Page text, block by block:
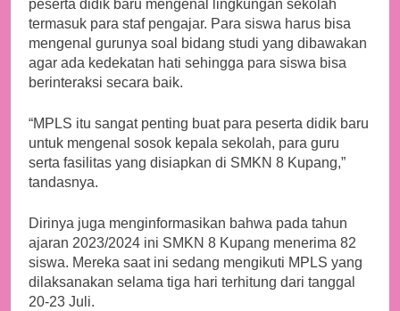
peserta didik baru mengenal lingkungan sekolah
termasuk para staf pengajar. Para siswa harus bisa
mengenal gurunya soal bidang studi yang dibawakan
agar ada kedekatan hati sehingga para siswa bisa
berinteraksi secara baik.
“MPLS itu sangat penting buat para peserta didik baru
untuk mengenal sosok kepala sekolah, para guru
serta fasilitas yang disiapkan di SMKN 8 Kupang,”
tandasnya.
Dirinya juga menginformasikan bahwa pada tahun
ajaran 2023/2024 ini SMKN 8 Kupang menerima 82
siswa. Mereka saat ini sedang mengikuti MPLS yang
dilaksanakan selama tiga hari terhitung dari tanggal
20-23 Juli.